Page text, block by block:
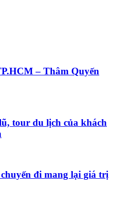
– Thâm Quyến
tour du lịch của khách
đi mang lại giá trị